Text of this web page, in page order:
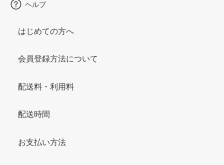
ヘルプ
はじめての方へ
会員登録方法について
配送料・利用料
配送時間
お支払い方法